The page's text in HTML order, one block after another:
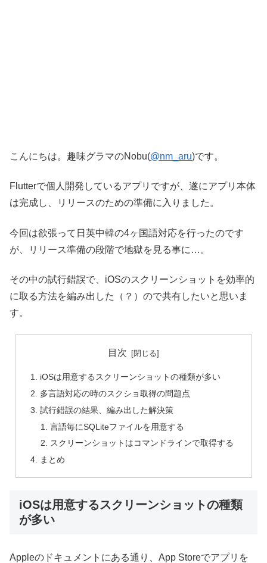
こんにちは。趣味グラマのNobu(@nm_aru)です。
Flutterで個人開発しているアプリですが、遂にアプリ本体
は完成し、リリースのための準備に入りました。
今回は欲張って日英中韓の4ヶ国語対応を行ったのです
が、リリース準備の段階で地獄を見る事に…。
その中の試行錯誤で、iOSのスクリーンショットを効率的
に取る方法を編み出した（？）ので共有したいと思いま
す。
目次
iOSは用意するスクリーンショットの種類が多い
多言語対応の時のスクショ取得の問題点
試行錯誤の結果、編み出した解決策
言語毎にSQLiteファイルを用意する
スクリーンショットはコマンドラインで取得する
まとめ
iOSは用意するスクリーンショットの種類
が多い
Appleのドキュメントにある通り、App Storeでアプリを